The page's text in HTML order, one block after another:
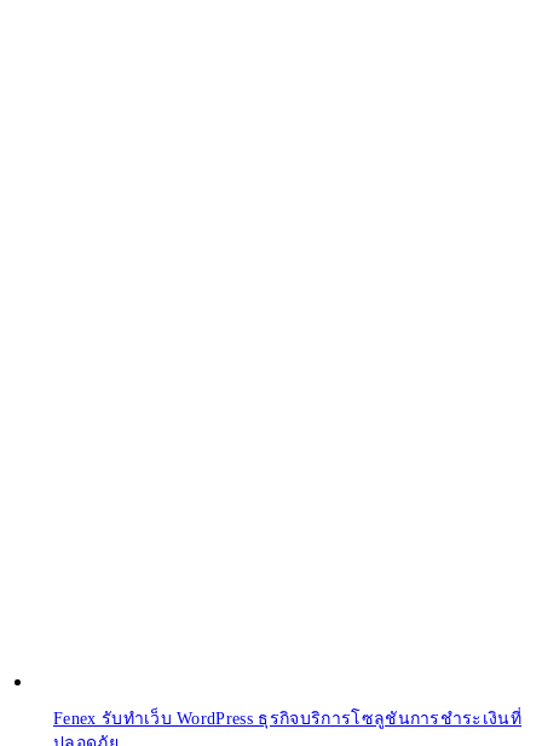
Fenex รับทำเว็บ WordPress ธุรกิจบริการโซลูชันการชำระเงินที่